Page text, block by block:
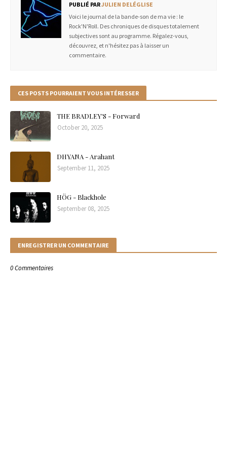
PUBLIÉ PARJULIEN DELÉGLISE
Voici le journal de la bande-son de ma vie : le
Rock'N'Roll. Des chroniques de disques totalement
subjectives sont au programme. Régalez-vous,
découvrez, et n'hésitez pas à laisser un
commentaire.
CES POSTS POURRAIENT VOUS INTÉRESSER
THE BRADLEY'S - Forward
October 20, 2025
DHYANA - Arahant
September 11, 2025
HÖG - Blackhole
September 08, 2025
ENREGISTRER UN COMMENTAIRE
0 Commentaires